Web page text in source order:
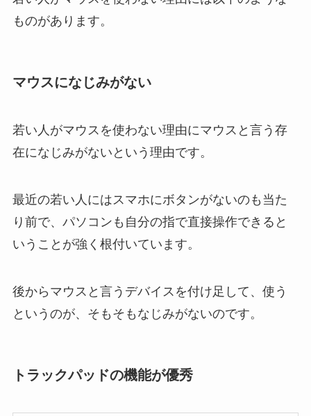
ものがあります。
マウスになじみがない
若い人がマウスを使わない理由にマウスと言う存
在になじみがないという理由です。
最近の若い人にはスマホにボタンがないのも当た
り前で、パソコンも自分の指で直接操作できると
いうことが強く根付いています。
後からマウスと言うデバイスを付け足して、使う
というのが、そもそもなじみがないのです。
トラックパッドの機能が優秀